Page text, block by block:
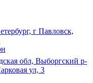
г Павловск,
обл, Выборгский р-
ул, 3